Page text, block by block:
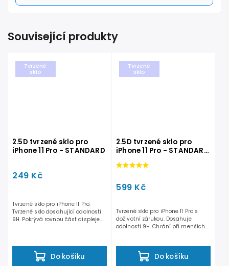
Související produkty
Tvrzené
sklo
2.5D tvrzené sklo pro
iPhone 11 Pro - STANDARD
249 Kč
Do košíku
Tvrzené sklo pro iPhone 11 Pro.
Tvrzené sklo dosahující odolnosti
9H. Pokrývá rovnou část displeje.
Tvrzené
sklo
2.5D tvrzené sklo pro
iPhone 11 Pro - STANDARD
599 Kč
Do košíku
Tvrzené sklo pro iPhone 11 Pro s
doživotní zárukou. Dosahuje
odolnosti 9H. Chrání při menších